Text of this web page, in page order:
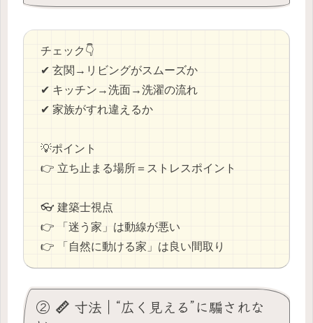
チェック👇
✔ 玄関→リビングがスムーズか
✔ キッチン→洗面→洗濯の流れ
✔ 家族がすれ違えるか
💡ポイント
👉 立ち止まる場所＝ストレスポイント
👓 建築士視点
👉 「迷う家」は動線が悪い
👉 「自然に動ける家」は良い間取り
② 📏 寸法｜“広く見える”に騙されな